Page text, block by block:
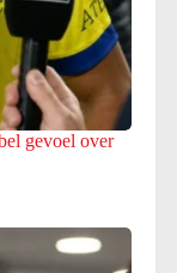
gevoel over